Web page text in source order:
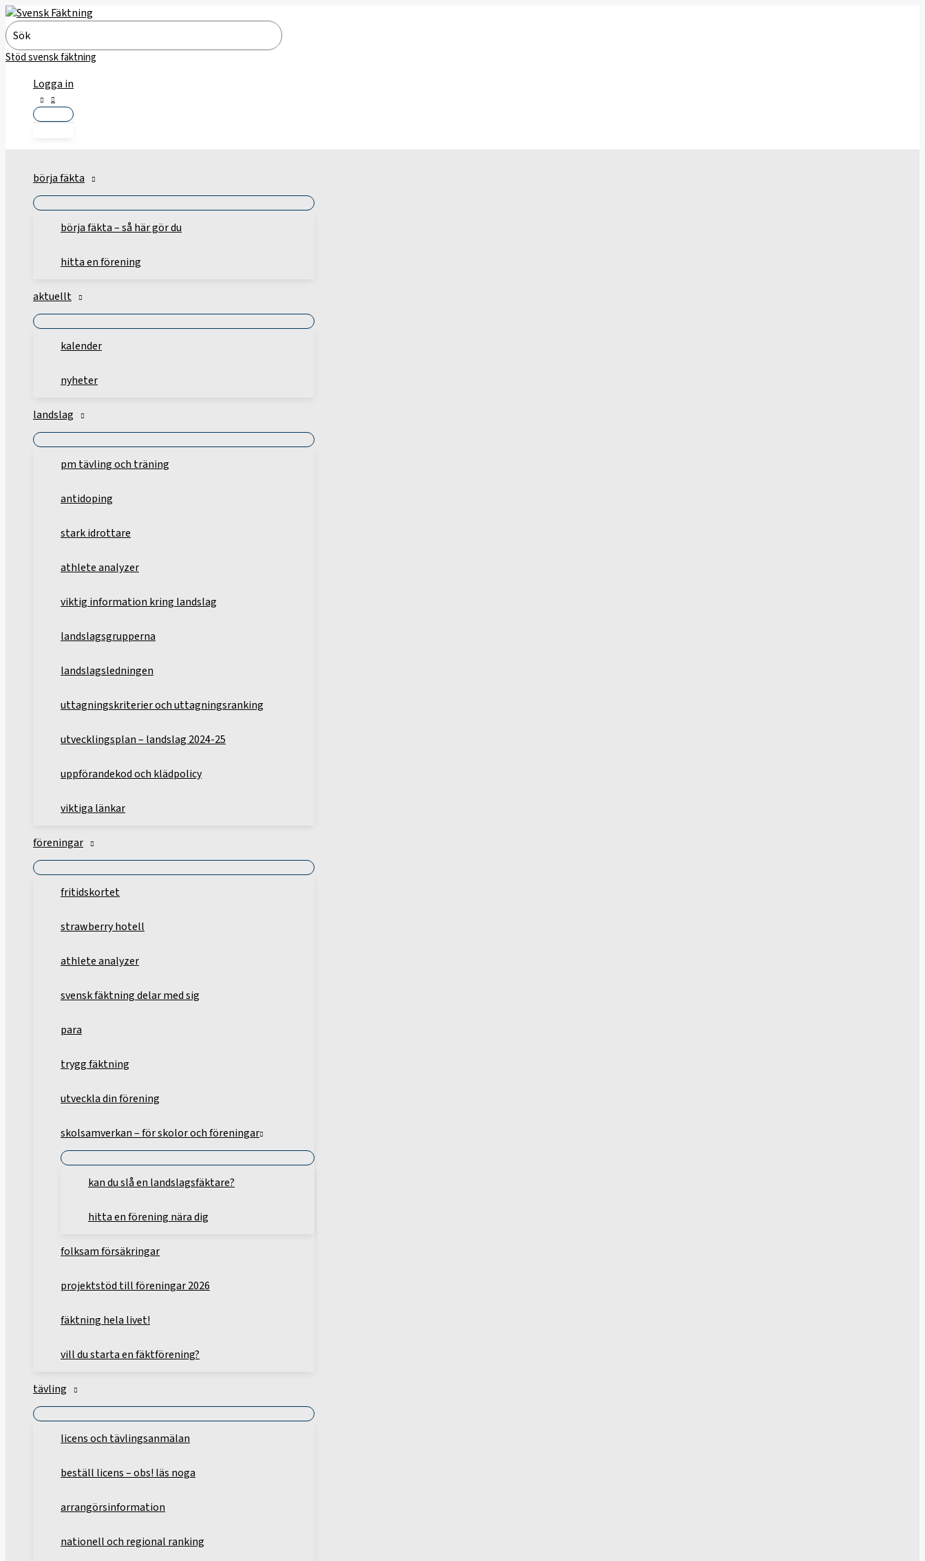
Hoppa
till
innehåll
Search
for:
Stöd svensk fäktning
Logga in
börja fäkta
börja fäkta – så här gör du
hitta en förening
aktuellt
kalender
nyheter
landslag
pm tävling och träning
antidoping
stark idrottare
athlete analyzer
viktig information kring landslag
landslagsgrupperna
landslagsledningen
uttagningskriterier och uttagningsranking
utvecklingsplan – landslag 2024-25
uppförandekod och klädpolicy
viktiga länkar
föreningar
fritidskortet
strawberry hotell
athlete analyzer
svensk fäktning delar med sig
para
trygg fäktning
utveckla din förening
skolsamverkan – för skolor och föreningar
kan du slå en landslagsfäktare?
hitta en förening nära dig
folksam försäkringar
projektstöd till föreningar 2026
fäktning hela livet!
vill du starta en fäktförening?
tävling
licens och tävlingsanmälan
beställ licens – obs! läs noga
arrangörsinformation
nationell och regional ranking